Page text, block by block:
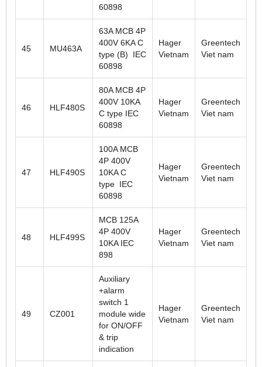
60898
45 MU463A
63A MCB 4P
400V 6KA C
type (B) IEC
60898
Hager
Vietnam
Greentech
Viet nam
46 HLF480S
80A MCB 4P
400V 10KA
C type IEC
60898
Hager
Vietnam
Greentech
Viet nam
47 HLF490S
100A MCB
4P 400V
10KA C
type IEC
60898
Hager
Vietnam
Greentech
Viet nam
48 HLF499S
MCB 125A
4P 400V
10KA IEC
898
Hager
Vietnam
Greentech
Viet nam
49 CZ001
Auxiliary
+alarm
switch 1
module wide
for ON/OFF
& trip
indication
Hager
Vietnam
Greentech
Viet nam